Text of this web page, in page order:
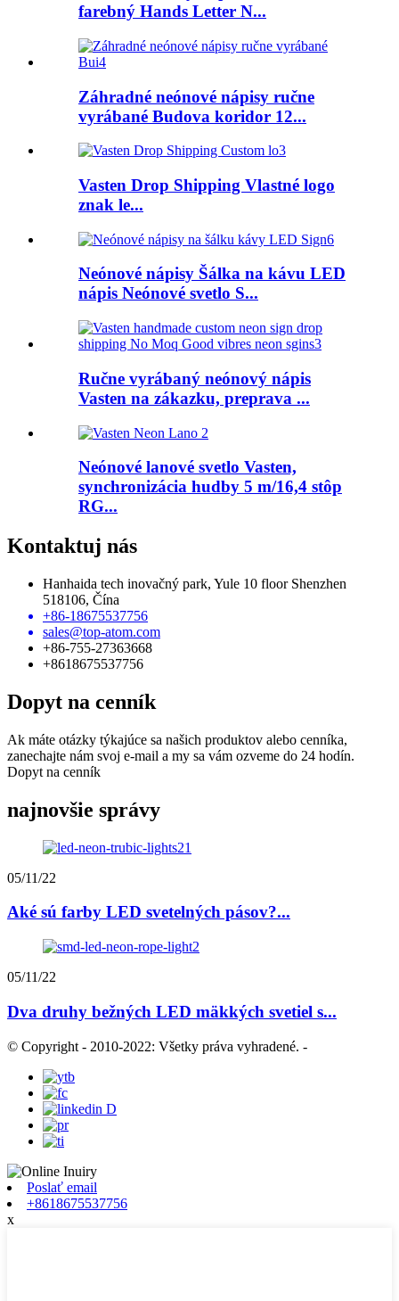
farebný Hands Letter N...
Záhradné neónové nápisy ručne
vyrábané Budova koridor 12...
Vasten Drop Shipping Vlastné logo
znak le...
Neónové nápisy Šálka ​​na kávu LED
nápis Neónové svetlo S...
Ručne vyrábaný neónový nápis
Vasten na zákazku, preprava ...
Neónové lanové svetlo Vasten,
synchronizácia hudby 5 m/16,4 stôp
RG...
Kontaktuj nás
Hanhaida tech inovačný park, Yule 10 floor Shenzhen
518106, Čína
+86-18675537756
sales@top-atom.com
+86-755-27363668
+8618675537756
Dopyt na cenník
Ak máte otázky týkajúce sa našich produktov alebo cenníka,
zanechajte nám svoj e-mail a my sa vám ozveme do 24 hodín.
Dopyt na cenník
najnovšie správy
05/11/22
Aké sú farby LED svetelných pásov?...
05/11/22
Dva druhy bežných LED mäkkých svetiel s...
© Copyright - 2010-2022: Všetky práva vyhradené. -
Poslať email
+8618675537756
x